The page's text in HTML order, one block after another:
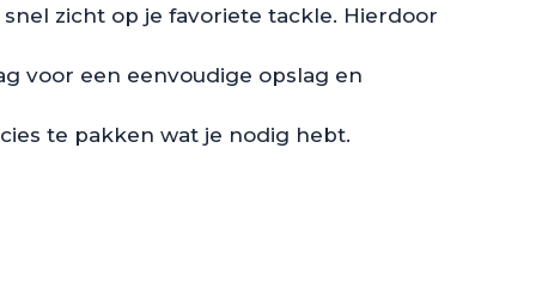
zicht op je favoriete tackle. Hierdoor
voor een eenvoudige opslag en
te pakken wat je nodig hebt.